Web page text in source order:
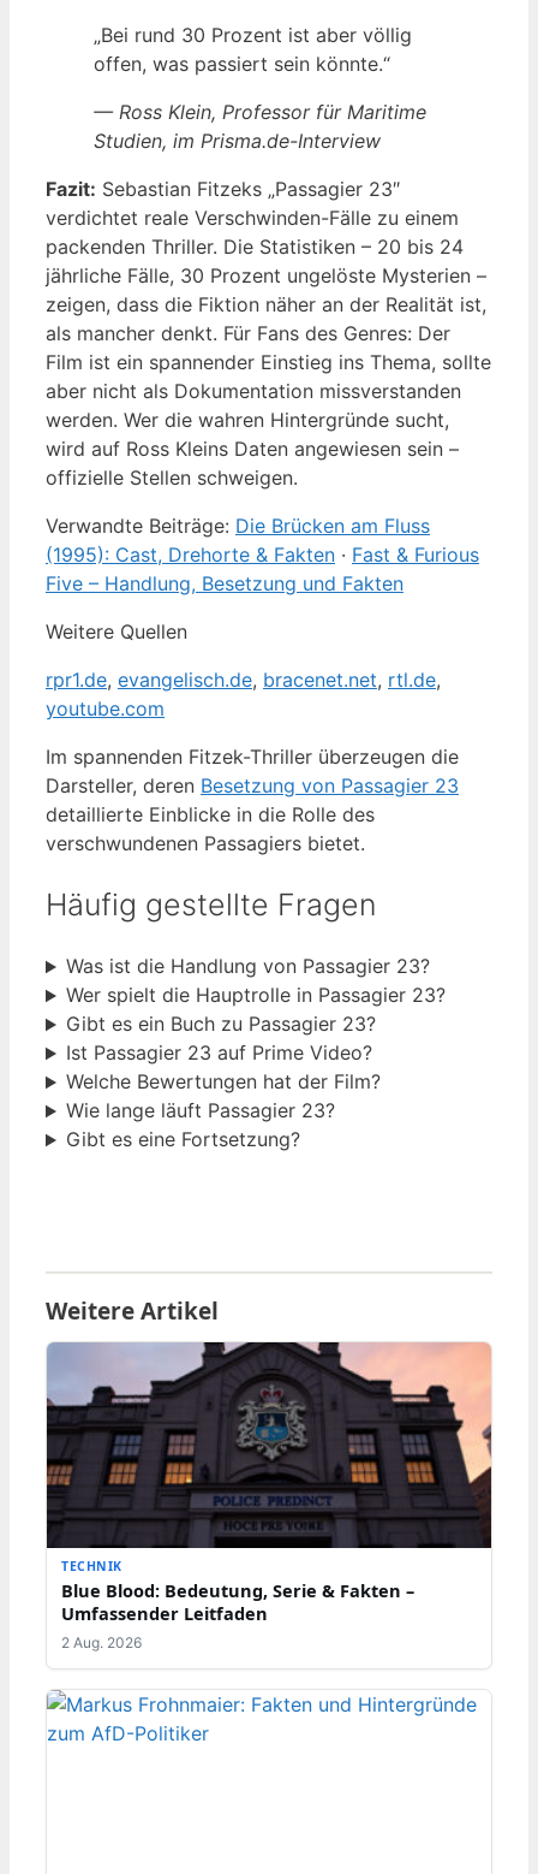
„Bei rund 30 Prozent ist aber völlig
offen, was passiert sein könnte.“
— Ross Klein, Professor für Maritime
Studien, im Prisma.de-Interview
Fazit: Sebastian Fitzeks „Passagier 23″
verdichtet reale Verschwinden-Fälle zu einem
packenden Thriller. Die Statistiken – 20 bis 24
jährliche Fälle, 30 Prozent ungelöste Mysterien –
zeigen, dass die Fiktion näher an der Realität ist,
als mancher denkt. Für Fans des Genres: Der
Film ist ein spannender Einstieg ins Thema, sollte
aber nicht als Dokumentation missverstanden
werden. Wer die wahren Hintergründe sucht,
wird auf Ross Kleins Daten angewiesen sein –
offizielle Stellen schweigen.
Verwandte Beiträge: Die Brücken am Fluss
(1995): Cast, Drehorte & Fakten · Fast & Furious
Five – Handlung, Besetzung und Fakten
Weitere Quellen
rpr1.de, evangelisch.de, bracenet.net, rtl.de,
youtube.com
Im spannenden Fitzek-Thriller überzeugen die
Darsteller, deren Besetzung von Passagier 23
detaillierte Einblicke in die Rolle des
verschwundenen Passagiers bietet.
Häufig gestellte Fragen
Was ist die Handlung von Passagier 23?
Wer spielt die Hauptrolle in Passagier 23?
Gibt es ein Buch zu Passagier 23?
Ist Passagier 23 auf Prime Video?
Welche Bewertungen hat der Film?
Wie lange läuft Passagier 23?
Gibt es eine Fortsetzung?
Weitere Artikel
TECHNIK
Blue Blood: Bedeutung, Serie & Fakten –
Umfassender Leitfaden
2 Aug. 2026